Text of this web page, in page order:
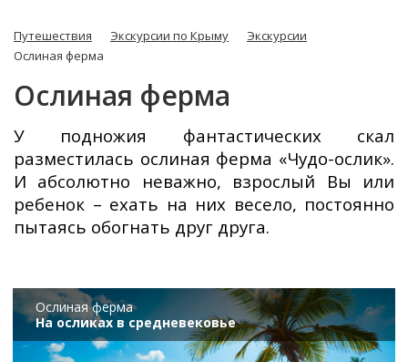
Путешествия Экскурсии по Крыму
Экскурсии
Ослиная ферма
Ослиная ферма
У подножия фантастических скал
разместилась ослиная ферма «Чудо-ослик».
И абсолютно неважно, взрослый Вы или
ребенок – ехать на них весело, постоянно
пытаясь обогнать друг друга.
Ослиная ферма
На осликах в средневековье